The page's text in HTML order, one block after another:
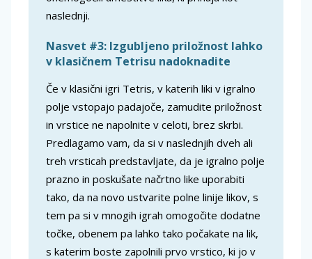
naslednji.
Nasvet #3: Izgubljeno priložnost lahko
v klasičnem Tetrisu nadoknadite
Če v klasični igri Tetris, v katerih liki v igralno
polje vstopajo padajoče, zamudite priložnost
in vrstice ne napolnite v celoti, brez skrbi.
Predlagamo vam, da si v naslednjih dveh ali
treh vrsticah predstavljate, da je igralno polje
prazno in poskušate načrtno like uporabiti
tako, da na novo ustvarite polne linije likov, s
tem pa si v mnogih igrah omogočite dodatne
točke, obenem pa lahko tako počakate na lik,
s katerim boste zapolnili prvo vrstico, ki jo v